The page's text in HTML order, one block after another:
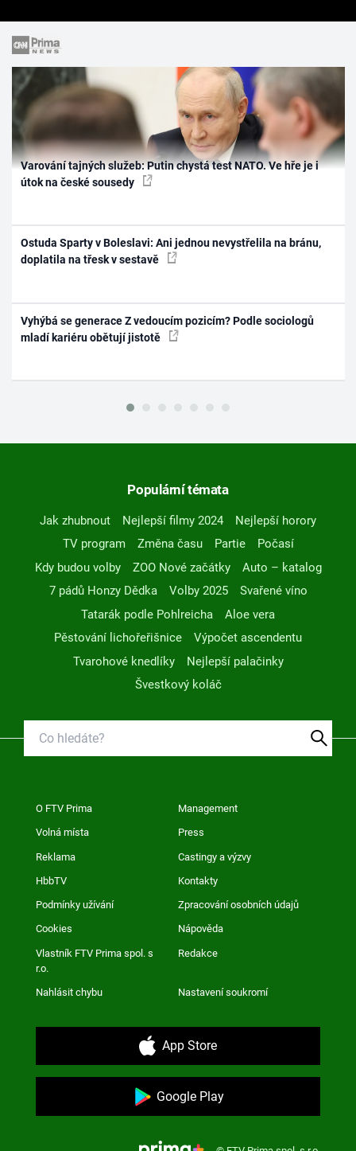
Varování tajných služeb: Putin chystá test NATO. Ve hře je i
útok na české sousedy
Ostuda Sparty v Boleslavi: Ani jednou nevystřelila na bránu,
doplatila na třesk v sestavě
Vyhýbá se generace Z vedoucím pozicím? Podle sociologů
mladí kariéru obětují jistotě
Populární témata
Jak zhubnout Nejlepší filmy 2024
Nejlepší horory
TV program
Změna času Partie
Počasí
Kdy budou volby
ZOO Nové začátky
Auto – katalog
7 pádů Honzy Dědka
Volby 2025
Svařené víno
Tatarák podle Pohlreicha
Aloe vera
Pěstování lichořeřišnice
Výpočet ascendentu
Tvarohové knedlíky
Nejlepší palačinky
Švestkový koláč
O FTV Prima Management
Volná místa Press
Reklama Castingy a výzvy
HbbTV Kontakty
Podmínky užívání Zpracování osobních údajů
Cookies Nápověda
Vlastník FTV Prima spol. s
r.o.
Redakce
Nahlásit chybu Nastavení soukromí
App Store
Google Play